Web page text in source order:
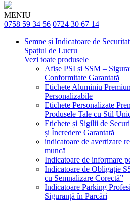
MENIU
0758 59 34 56 0724 30 67 14
Semne și Indicatoare de
Spațiul de Lucru
Vezi toate produsele
Afișe PSI și SSM –
Conformitate Garantată
Etichete Aluminiu
Personalizabile
Etichete Personalizate
Produsele Tale cu Stil
Etichete și Sigilii de
și Încredere Garantată
indicatoare de avertizare
muncă
Indicatoare de informare
Indicatoare de Obligație
cu Semnalizare Corectă”
Indicatoare Parking
Siguranță în Parcări